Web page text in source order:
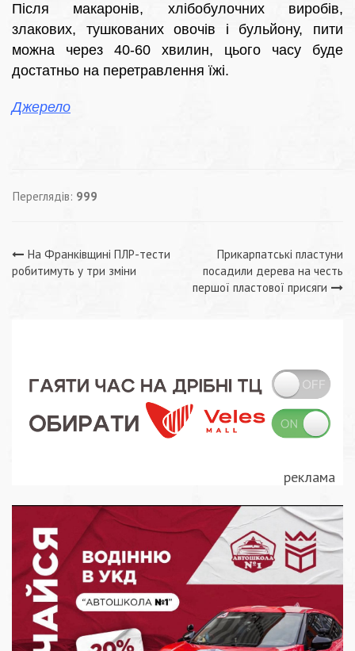
Після макаронів, хлібобулочних виробів,
злакових, тушкованих овочів і бульйону, пити
можна через 40-60 хвилин, цього часу буде
достатньо на перетравлення їжі.
Джерело
Переглядів: 999
Навігація
На Франківщині ПЛР-тести
робитимуть у три зміни
Прикарпатські пластуни
посадили дерева на честь
першої пластової присяги